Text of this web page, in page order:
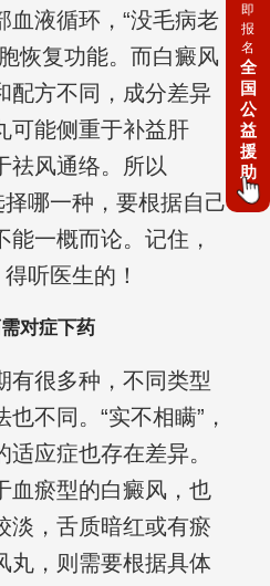
血液循环，“没毛病老
恢复功能。而白癜风
配方不同，成分差异
可能侧重于补益肝
祛风通络。所以
择哪一种，要根据自己
一概而论。记住，
听医生的！
对症下药
有很多种，不同类型
不同。“实不相瞒”，
应症也存在差异。
血瘀型的白癜风，也
淡，舌质暗红或有瘀
丸，则需要根据具体
即
报
名
全
国
公
益
援
助